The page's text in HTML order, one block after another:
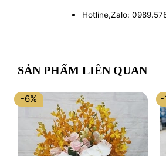
Hotline,Zalo:
SẢN PHẨM LIÊN QUAN
-6% -